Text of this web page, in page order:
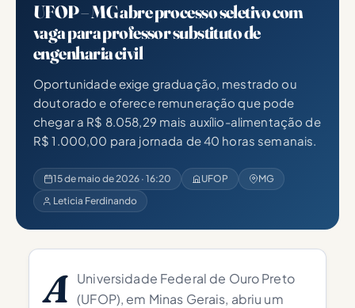
UFOP – MG abre processo seletivo com
vaga para professor substituto de
engenharia civil
Oportunidade exige graduação, mestrado ou
doutorado e oferece remuneração que pode
chegar a R$ 8.058,29 mais auxílio-alimentação de
R$ 1.000,00 para jornada de 40 horas semanais.
15 de maio de 2026 · 16:20 UFOP
MG
Leticia Ferdinando
A Universidade Federal de Ouro Preto
(UFOP), em Minas Gerais, abriu um